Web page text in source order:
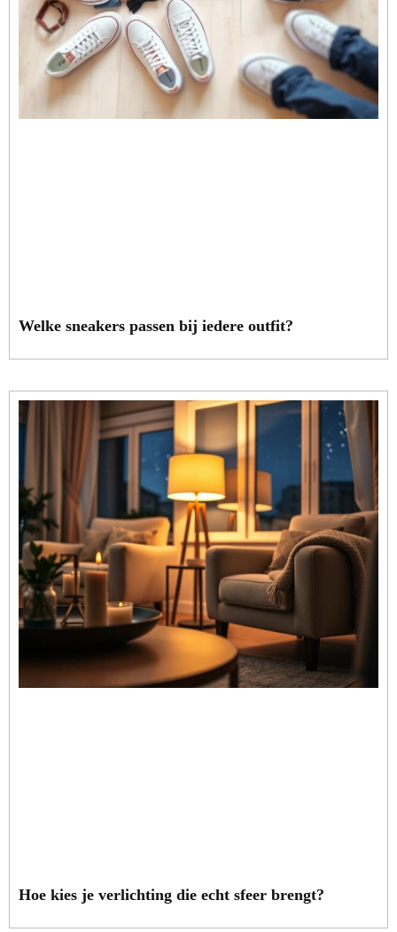
Welke sneakers passen bij iedere outfit?
Hoe kies je verlichting die echt sfeer brengt?